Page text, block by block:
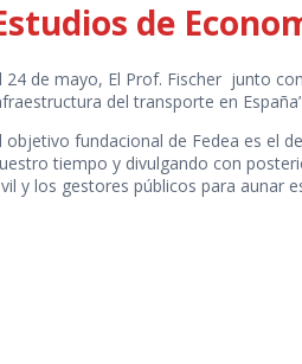
de
24 de mayo, El Prof. Fischer junto
del transporte en
objetivo fundacional de Fedea es el
tiempo y divulgando con
y los gestores públicos para aunar